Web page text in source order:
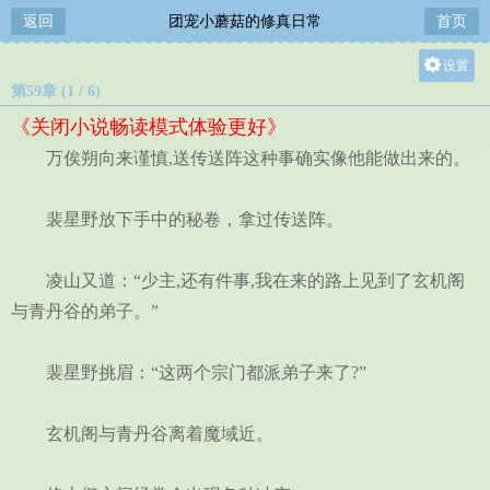
返回 团宠小蘑菇的修真日常 首页
设置
中
第59章 (1 / 6)
《关闭小说畅读模式体验更好》
万俟朔向来谨慎,送传送阵这种事确实像他能做出来的。
裴星野放下手中的秘卷，拿过传送阵。
凌山又道：“少主,还有件事,我在来的路上见到了玄机阁
与青丹谷的弟子。”
裴星野挑眉：“这两个宗门都派弟子来了?”
玄机阁与青丹谷离着魔域近。